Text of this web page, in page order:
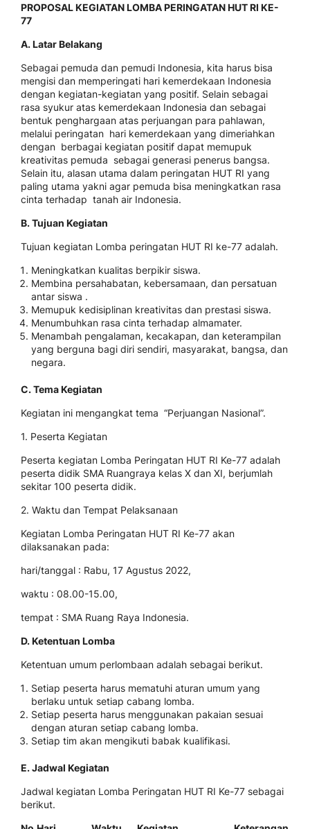
PROPOSAL KEGIATAN LOMBA PERINGATAN HUT RI KE-
77
A. Latar Belakang
Sebagai pemuda dan pemudi Indonesia, kita harus bisa
mengisi dan memperingati hari kemerdekaan Indonesia
dengan kegiatan-kegiatan yang positif. Selain sebagai
rasa syukur atas kemerdekaan Indonesia dan sebagai
bentuk penghargaan atas perjuangan para pahlawan,
melalui peringatan hari kemerdekaan yang dimeriahkan
dengan berbagai kegiatan positif dapat memupuk
kreativitas pemuda sebagai generasi penerus bangsa.
Selain itu, alasan utama dalam peringatan HUT RI yang
paling utama yakni agar pemuda bisa meningkatkan rasa
cinta terhadap tanah air Indonesia.
B. Tujuan Kegiatan
Tujuan kegiatan Lomba peringatan HUT RI ke-77 adalah.
Meningkatkan kualitas berpikir siswa.
Membina persahabatan, kebersamaan, dan persatuan
antar siswa .
Memupuk kedisiplinan kreativitas dan prestasi siswa.
Menumbuhkan rasa cinta terhadap almamater.
Menambah pengalaman, kecakapan, dan keterampilan
yang berguna bagi diri sendiri, masyarakat, bangsa, dan
negara.
C. Tema Kegiatan
Kegiatan ini mengangkat tema “Perjuangan Nasional”.
1. Peserta Kegiatan
Peserta kegiatan Lomba Peringatan HUT RI Ke-77 adalah
peserta didik SMA Ruangraya kelas X dan XI, berjumlah
sekitar 100 peserta didik.
2. Waktu dan Tempat Pelaksanaan
Kegiatan Lomba Peringatan HUT RI Ke-77 akan
dilaksanakan pada:
hari/tanggal : Rabu, 17 Agustus 2022,
waktu : 08.00-15.00,
tempat : SMA Ruang Raya Indonesia.
D. Ketentuan Lomba
Ketentuan umum perlombaan adalah sebagai berikut.
Setiap peserta harus mematuhi aturan umum yang
berlaku untuk setiap cabang lomba.
Setiap peserta harus menggunakan pakaian sesuai
dengan aturan setiap cabang lomba.
Setiap tim akan mengikuti babak kualifikasi.
E. Jadwal Kegiatan
Jadwal kegiatan Lomba Peringatan HUT RI Ke-77 sebagai
berikut.